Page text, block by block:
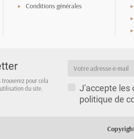
Conditions générales
trouverez pour cela
du site.
J'accepte les
politique de